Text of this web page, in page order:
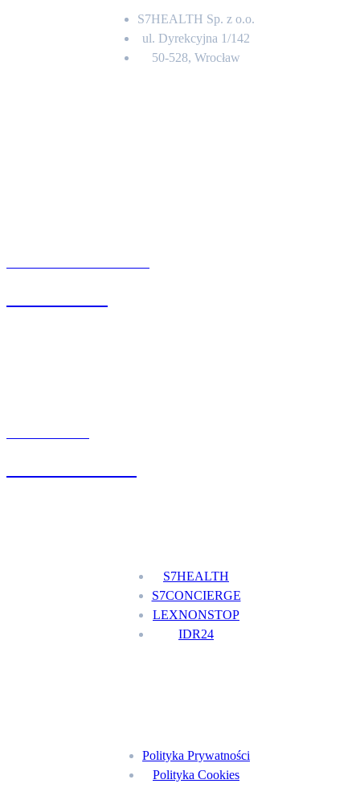
S7HEALTH Sp. z o.o.
ul. Dyrekcyjna 1/142
50-528, Wrocław
S7HEALTH
S7CONCIERGE
LEXNONSTOP
IDR24
Polityka Prywatności
Polityka Cookies